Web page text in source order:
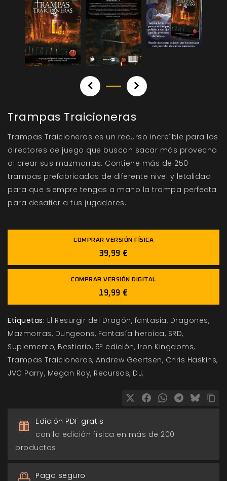
Trampas Traicioneras
Trampas Traicioneras es un recurso increíble para los
directores de juego que buscan sacar más provecho
al crear sus mazmorras. Contiene más de 250
trampas prefabricadas de diferente nivel y letalidad
para que siempre tengas a mano la trampa perfecta
para desafiar a tus jugadores.
COMPRAR VERSIÓN FÍSICA
39,99 €
COMPRAR VERSIÓN DIGITAL
19,99 €
Etiquetas: El Resurgir del Dragón fantasia Dragones
Mazmorras Dungeons Fantasía heroica SRD
Suplemento Bestiario 5ª edición Iron Kingdoms
Trampas Traicioneras Andrew Geertsen Chris Haskins
JVC Parry Megan Roy Recursos DJ
Edición PDF gratis
con la edición física en más de 200
productos.
Pago seguro